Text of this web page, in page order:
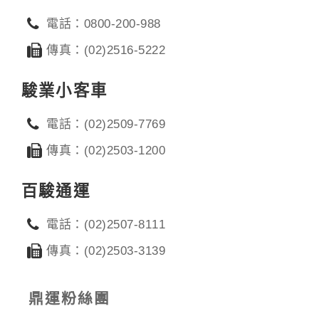
電話：0800-200-988
傳真：(02)2516-5222
駿業小客車
電話：(02)2509-7769
傳真：(02)2503-1200
百駿通運
電話：(02)2507-8111
傳真：(02)2503-3139
鼎運粉絲團